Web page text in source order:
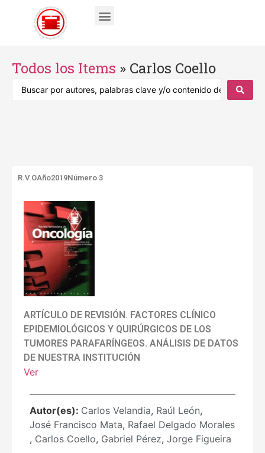
Todos los Items » Carlos Coello
R.V.OAño2019Número 3
ARTÍCULO DE REVISIÓN. FACTORES CLÍNICO
EPIDEMIOLÓGICOS Y QUIRÚRGICOS DE LOS
TUMORES PARAFARÍNGEOS. ANÁLISIS DE DATOS
DE NUESTRA INSTITUCIÓN
Ver
Autor(es): Carlos Velandia, Raúl León,
José Francisco Mata, Rafael Delgado Morales
, Carlos Coello, Gabriel Pérez, Jorge Figueira